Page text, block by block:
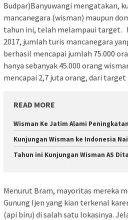
Budpar)Banyuwangi mengatakan,
mancanegara (wisman) maupun
tahun ini, telah melampaui target.
2017, jumlah turis mancanegara
berhasil mencapai jumlah 75.000
hanya sebanyak 45.000 orang
mencapai 2,7 juta orang, dari target
READ MORE
Wisman Ke Jatim Alami Peningkatan
Kunjungan Wisman ke Indonesia
Tahun ini Kunjungan Wisman AS
Menurut Bram, mayoritas mereka
Gunung Ijen yang kian terkenal
(api biru) di salah satu lokasinya.